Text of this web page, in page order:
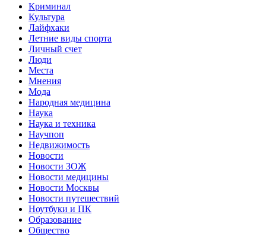
Криминал
Культура
Лайфхаки
Летние виды спорта
Личный счет
Люди
Места
Мнения
Мода
Народная медицина
Наука
Наука и техника
Научпоп
Недвижимость
Новости
Новости ЗОЖ
Новости медицины
Новости Москвы
Новости путешествий
Ноутбуки и ПК
Образование
Общество